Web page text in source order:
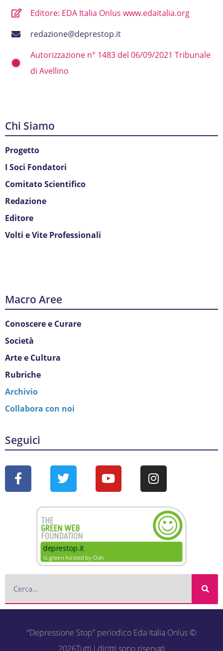
Editore: EDA Italia Onlus www.edaitalia.org
redazione@deprestop.it
Autorizzazione n° 1483 del 06/09/2021 Tribunale
di Avellino
Chi Siamo
Progetto
I Soci Fondatori
Comitato Scientifico
Redazione
Editore
Volti e Vite Professionali
Macro Aree
Conoscere e Curare
Società
Arte e Cultura
Rubriche
Archivio
Collabora con noi
Seguici
“Depressione Stop” periodico Eda Italia Onlus ©
2026Tutti i diritti sono riservati